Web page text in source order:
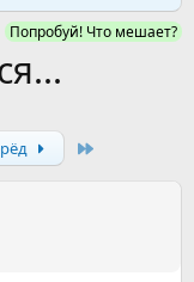
Попробуй! Что мешает?